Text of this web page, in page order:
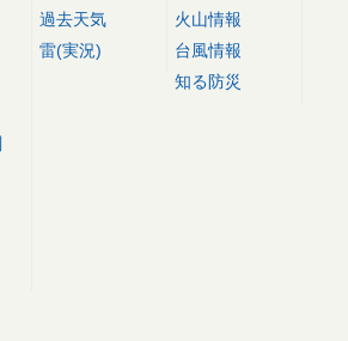
過去天気
雷(実況)
火山情報
台風情報
知る防災